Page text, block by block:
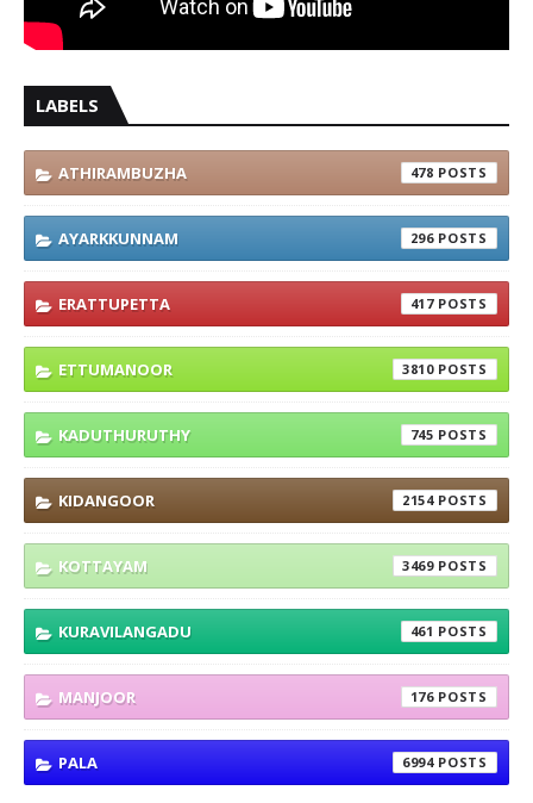
LABELS
ATHIRAMBUZHA 478
AYARKKUNNAM 296
ERATTUPETTA 417
ETTUMANOOR 3810
KADUTHURUTHY 745
KIDANGOOR 2154
KOTTAYAM 3469
KURAVILANGADU 461
MANJOOR 176
PALA 6994